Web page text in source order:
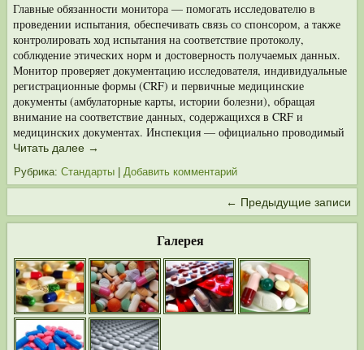
Главные обязанности монитора — помогать исследователю в
проведении испытания, обеспечивать связь со спонсором, а также
контролировать ход испы­тания на соответствие протоколу,
соблюдение этических норм и достоверность получаемых данных.
Монитор проверяет документацию исследователя, индиви­дуальные
регистрационные формы (CRF) и первичные медицинские
документы (амбулаторные карты, истории болезни), обращая
внимание на соответствие данных, содержащихся в CRF и
медицинских документах. Инспекция — официально проводимый
Читать далее →
Рубрика: Стандарты |Добавить комментарий
← Предыдущие записи
Галерея